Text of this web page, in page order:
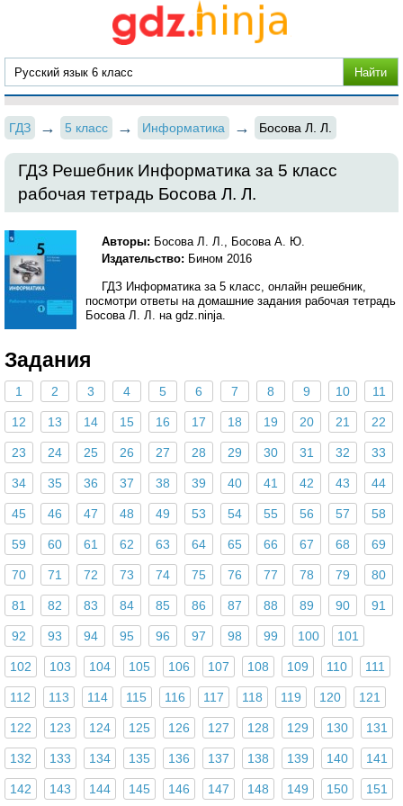
ГДЗ 5 класс Информатика Босова Л. Л.
ГДЗ Решебник Информатика за 5 класс
рабочая тетрадь Босова Л. Л.
Авторы: Босова Л. Л., Босова А. Ю.
Издательство: Бином 2016
ГДЗ Информатика за 5 класс, онлайн решебник,
посмотри ответы на домашние задания рабочая тетрадь
Босова Л. Л. на gdz.ninja.
Задания
1 2 3 4 5 6 7 8 9 10 11
12 13 14 15 16 17 18 19 20 21 22
23 24 25 26 27 28 29 30 31 32 33
34 35 36 37 38 39 40 41 42 43 44
45 46 47 48 49 53 54 55 56 57 58
59 60 61 62 63 64 65 66 67 68 69
70 71 72 73 74 75 76 77 78 79 80
81 82 83 84 85 86 87 88 89 90 91
92 93 94 95 96 97 98 99 100 101
102 103 104 105 106 107 108 109 110 111
112 113 114 115 116 117 118 119 120 121
122 123 124 125 126 127 128 129 130 131
132 133 134 135 136 137 138 139 140 141
142 143 144 145 146 147 148 149 150 151